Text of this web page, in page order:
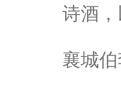
诗酒，
襄城